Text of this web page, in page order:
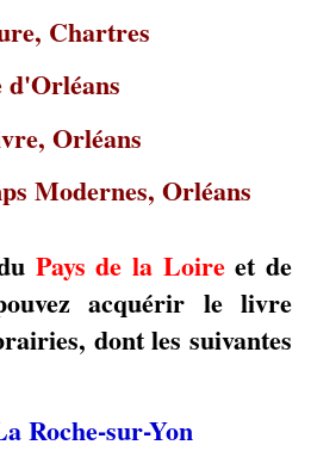
Chartres
Orléans
Modernes, Orléans
Pays de la Loire et de
acquérir le livre
dont les suivantes
Roche-sur-Yon